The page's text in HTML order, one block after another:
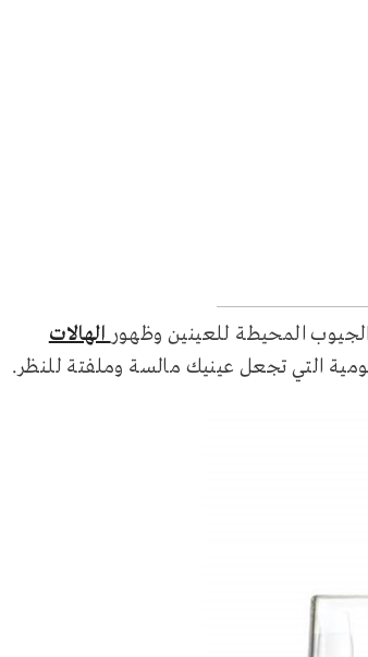
الهالات
التي تجعل عينيك مالسة وملفتة للنظر.